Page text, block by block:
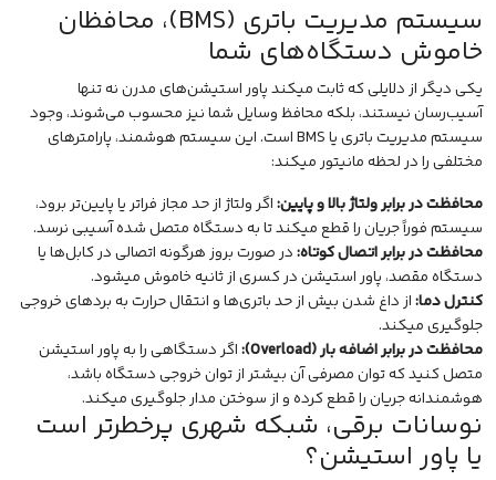
سیستم مدیریت باتری (BMS)، محافظان
خاموش دستگاه‌های شما
یکی دیگر از دلایلی که ثابت میکند پاور استیشن‌های مدرن نه تنها
آسیب‌رسان نیستند، بلکه محافظ وسایل شما نیز محسوب می‌شوند، وجود
سیستم مدیریت باتری یا BMS است. این سیستم هوشمند، پارامترهای
مختلفی را در لحظه مانیتور میکند:
محافظت در برابر ولتاژ بالا و پایین:اگر ولتاژ از حد مجاز فراتر یا پایین‌تر برود،
سیستم فوراً جریان را قطع میکند تا به دستگاه متصل شده آسیبی نرسد.
محافظت در برابر اتصال کوتاه:در صورت بروز هرگونه اتصالی در کابل‌ها یا
دستگاه مقصد، پاور استیشن در کسری از ثانیه خاموش میشود.
کنترل دما:از داغ شدن بیش از حد باتری‌ها و انتقال حرارت به بردهای خروجی
جلوگیری میکند.
محافظت در برابر اضافه بار (Overload):
اگر دستگاهی را به پاور استیشن
متصل کنید که توان مصرفی آن بیشتر از توان خروجی دستگاه باشد،
هوشمندانه جریان را قطع کرده و از سوختن مدار جلوگیری میکند.
نوسانات برقی، شبکه شهری پرخطرتر است
یا پاور استیشن؟